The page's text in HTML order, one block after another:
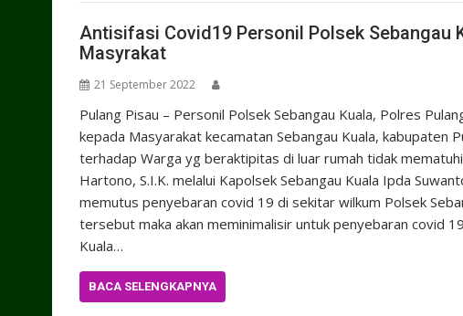
Antisifasi Covid19 Personil Polsek Sebangau
Masyrakat
21 September 2022
Pulang Pisau – Personil Polsek Sebangau Kuala, Polres
kepada Masyarakat kecamatan Sebangau Kuala, kabupaten
terhadap Warga yg beraktipitas di luar rumah tidak
Hartono, S.I.K. melalui Kapolsek Sebangau Kuala Ipda
memutus penyebaran covid 19 di sekitar wilkum Polsek
tersebut maka akan meminimalisir untuk penyebaran covid
Kuala…
BACA SELENGKAPNYA